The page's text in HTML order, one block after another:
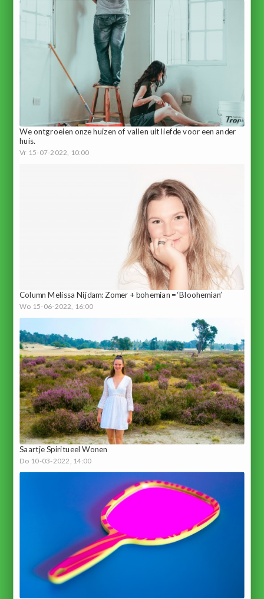
We ontgroeien onze huizen of vallen uit liefde voor een ander
huis.
Vr 15-07-2022, 10:00
Column Melissa Nijdam: Zomer + bohemian = ‘Bloohemian’
Wo 15-06-2022, 16:00
Saartje Spiritueel Wonen
Do 10-03-2022, 14:00